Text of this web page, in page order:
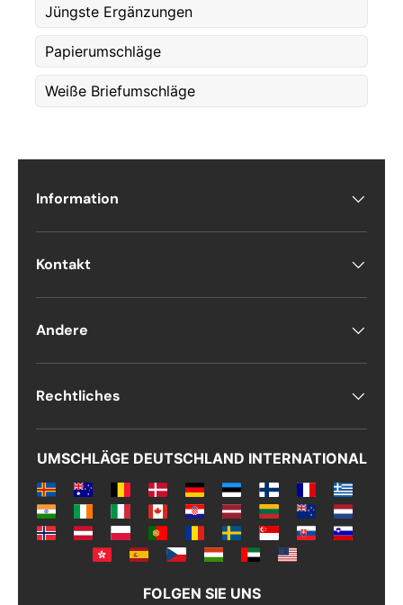
Jüngste Ergänzungen
Papierumschläge
Weiße Briefumschläge
Information
Kontakt
Andere
Rechtliches
UMSCHLÄGE DEUTSCHLAND INTERNATIONAL
FOLGEN SIE UNS